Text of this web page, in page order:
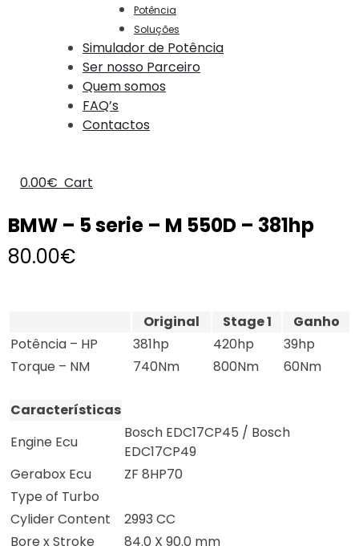
Potência
Soluções
Simulador de Potência
Ser nosso Parceiro
Quem somos
FAQ’s
Contactos
0.00€ Cart
BMW – 5 serie – M 550D – 381hp
80.00€
Original Stage 1
Ganho
Potência – HP
381hp 420hp
39hp
Torque – NM
740Nm 800Nm 60Nm
Características
Engine Ecu
Bosch EDC17CP45 / Bosch
EDC17CP49
Gerabox Ecu
ZF 8HP70
Type of Turbo
Cylider Content
2993 CC
Bore x Stroke
84.0 X 90.0 mm